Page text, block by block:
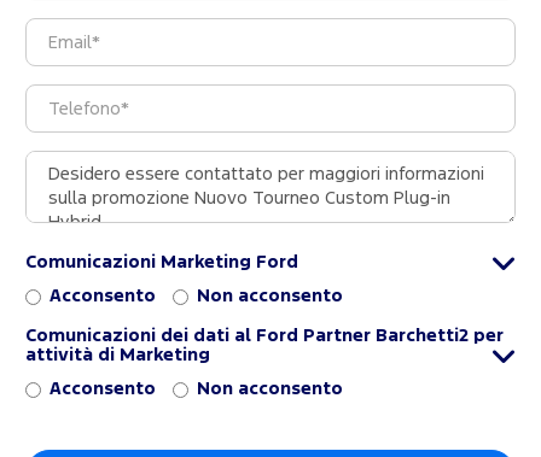
Comunicazioni Marketing Ford
Acconsento Non acconsento
Comunicazioni dei dati al Ford Partner Barchetti2 per
attività di Marketing
Acconsento Non acconsento